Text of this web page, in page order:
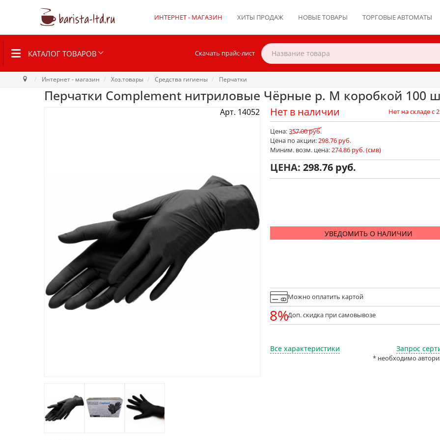
ИНТЕРНЕТ - МАГАЗИН ХИТЫ ПРОДАЖ НОВЫЕ ТОВАРЫ ТОРГОВЫЕ АВТОМАТЫ
КАТАЛОГ ТОВАРОВ Скачать прайс-лист
Интернет - магазин
Хоз.товары Средства гигиены Перчатки
Арт. 14052
Перчатки Complement нитриловые Чёрные р. M коробкой 100
Нет в наличии Нет на складе с
Цена:357.00 руб.
Цена по акции:298.76 руб.
Миним. возм. цена:274.86 руб. (смв)
ЦЕНА: 298.76
УВЕДОМИТЬ О НАЛИЧИИ
Можно оплатить картой
8%Доп. скидка при самовывозе
Все характеристики Запрос
* необходимо